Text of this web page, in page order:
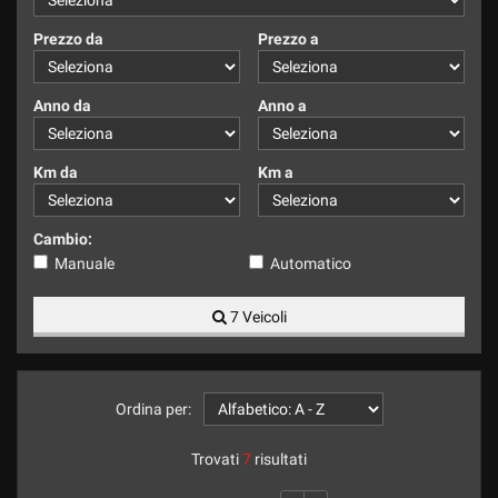
Prezzo da Prezzo a
Anno da Anno a
Km da Km a
Cambio:
Manuale
Automatico
7 Veicoli
Ordina per:
Trovati7 risultati
tracciamento
che
adottiamo
per
offrire
le
funzionalità
e
svolgere
attività
di
seguito
descritte.
ottenere